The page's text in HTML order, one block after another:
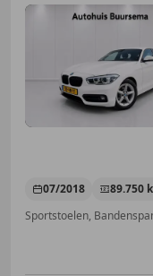
07/2018 89.750